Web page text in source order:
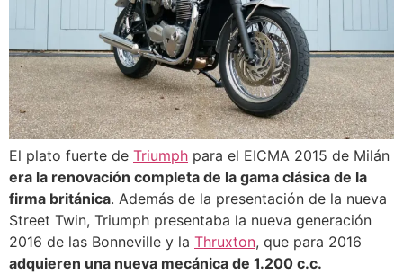
El plato fuerte de Triumph para el EICMA 2015 de Milán
era la renovación completa de la gama clásica de la
firma británica. Además de la presentación de la nueva
Street Twin, Triumph presentaba la nueva generación
2016 de las Bonneville y la Thruxton, que para 2016
adquieren una nueva mecánica de 1.200 c.c.